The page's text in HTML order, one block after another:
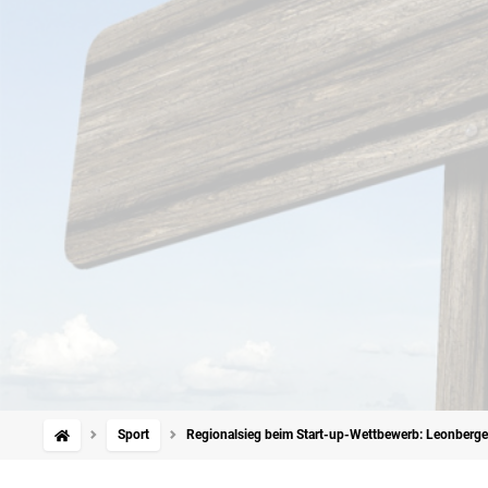
Sport Regionalsieg beim Start-up-Wettbewerb: